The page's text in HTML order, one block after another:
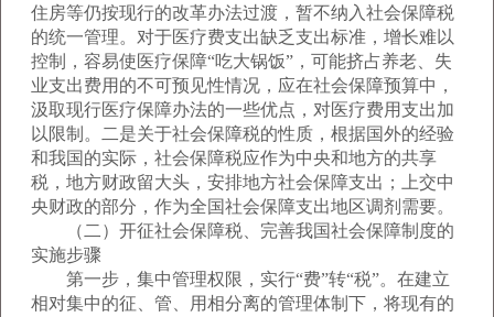
住房等仍按现行的改革办法过渡，暂不纳入社会保障税
的统一管理。对于医疗费支出缺乏支出标准，增长难以
控制，容易使医疗保障“吃大锅饭”，可能挤占养老、失
业支出费用的不可预见性情况，应在社会保障预算中，
汲取现行医疗保障办法的一些优点，对医疗费用支出加
以限制。二是关于社会保障税的性质，根据国外的经验
和我国的实际，社会保障税应作为中央和地方的共享
税，地方财政留大头，安排地方社会保障支出；上交中
央财政的部分，作为全国社会保障支出地区调剂需要。
（二）开征社会保障税、完善我国社会保障制度的
实施步骤
第一步，集中管理权限，实行“费”转“税”。在建立
相对集中的征、管、用相分离的管理体制下，将现有的